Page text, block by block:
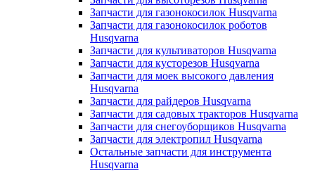
Запчасти для газонокосилок Husqvarna
Запчасти для газонокосилок роботов
Husqvarna
Запчасти для культиваторов Husqvarna
Запчасти для кусторезов Husqvarna
Запчасти для моек высокого давления
Husqvarna
Запчасти для райдеров Husqvarna
Запчасти для садовых тракторов Husqvarna
Запчасти для снегоуборщиков Husqvarna
Запчасти для электропил Husqvarna
Остальные запчасти для инструмента
Husqvarna